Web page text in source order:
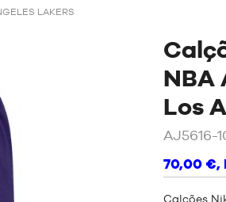
LAKERS
NBA
Los
AJ5616-
70,00 €,
Calções